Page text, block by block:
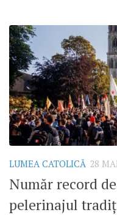
LUMEA CATOLICĂ 28
Număr record
pelerinajul